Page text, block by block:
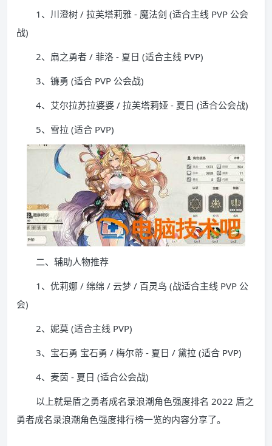
1、川澄树 / 拉芙塔莉雅 - 魔法剑 (适合主线 PVP 公会
战)
2、扇之勇者 / 菲洛 - 夏日 (适合主线 PVP)
3、镰勇 (适合 PVP 公会战)
4、艾尔拉苏拉婆婆 / 拉芙塔莉娅 - 夏日 (适合公会战)
5、雪拉 (适合 PVP)
二、辅助人物推荐
1、优莉娜 / 绵绵 / 云梦 / 百灵鸟 (战适合主线 PVP 公
会)
2、妮莫 (适合主线 PVP)
3、宝石勇 宝石勇 / 梅尔蒂 - 夏日 / 黛拉 (适合 PVP)
4、麦茵 - 夏日 (适合公会战)
以上就是盾之勇者成名录浪潮角色强度排名 2022 盾之
勇者成名录浪潮角色强度排行榜一览的内容分享了。